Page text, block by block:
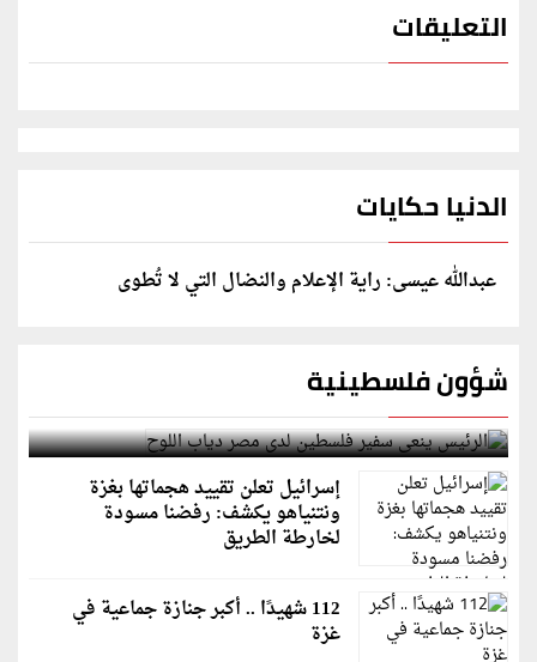
التعليقات
الدنيا حكايات
عبدالله عيسى: راية الإعلام والنضال التي لا تُطوى
شؤون فلسطينية
الرئيس ينعى سفير فلسطين لدى مصر دياب اللوح
إسرائيل تعلن تقييد هجماتها بغزة
ونتنياهو يكشف: رفضنا مسودة
لخارطة الطريق
112 شهيدًا .. أكبر جنازة جماعية في
غزة